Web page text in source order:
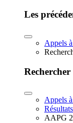
Les
Appels
Appels
AAPG